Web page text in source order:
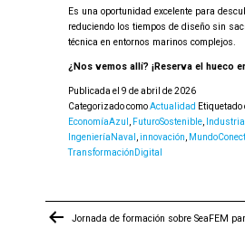
Es una oportunidad excelente para
reduciendo los tiempos de diseño sin
técnica en entornos marinos complejos.
¿Nos vemos allí? ¡Reserva el hueco
Publicada el 9 de abril de 2026
Categorizado comoActualidad Etiquetado
EconomíaAzul
FuturoSostenible
IngenieríaNaval
innovación
TransformaciónDigital
Navegación
Jornada de formación sobre SeaFEM